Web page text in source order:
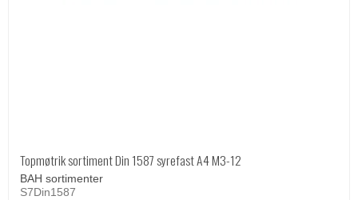
Topmøtrik sortiment Din 1587 syrefast A4 M3-12
BAH sortimenter
S7Din1587